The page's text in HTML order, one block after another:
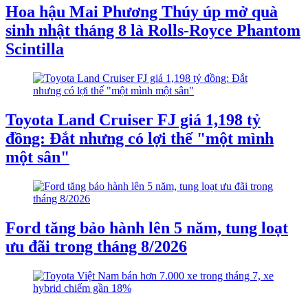
Hoa hậu Mai Phương Thúy úp mở quà
sinh nhật tháng 8 là Rolls-Royce Phantom
Scintilla
Toyota Land Cruiser FJ giá 1,198 tỷ
đồng: Đắt nhưng có lợi thế "một mình
một sân"
Ford tăng bảo hành lên 5 năm, tung loạt
ưu đãi trong tháng 8/2026